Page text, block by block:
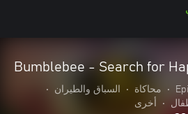
Bumblebee - Search for
• محاكاة • السباق والطيران
•
• أخرى